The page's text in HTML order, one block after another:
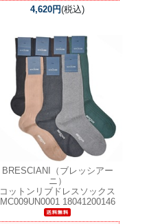
4,620円(税込)
BRESCIANI（ブレッシアー
ニ）
コットンリブドレスソックス
MC009UN0001 18041200146